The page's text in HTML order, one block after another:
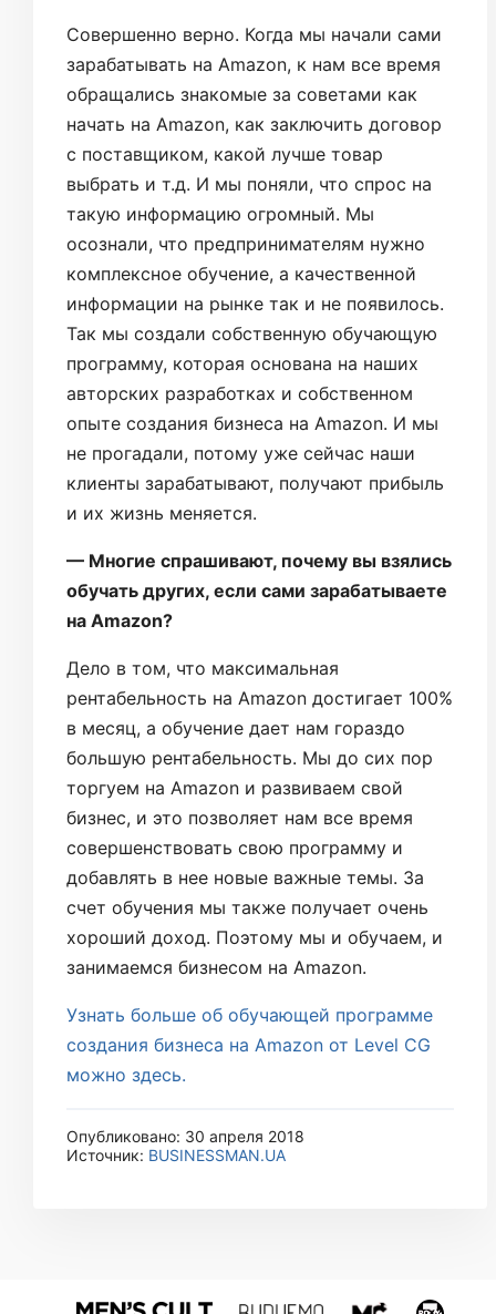
Совершенно верно. Когда мы начали сами
зарабатывать на Amazon, к нам все время
обращались знакомые за советами как
начать на Amazon, как заключить договор
с поставщиком, какой лучше товар
выбрать и т.д. И мы поняли, что спрос на
такую информацию огромный. Мы
осознали, что предпринимателям нужно
комплексное обучение, а качественной
информации на рынке так и не появилось.
Так мы создали собственную обучающую
программу, которая основана на наших
авторских разработках и собственном
опыте создания бизнеса на Amazon. И мы
не прогадали, потому уже сейчас наши
клиенты зарабатывают, получают прибыль
и их жизнь меняется.
— Многие спрашивают, почему вы взялись
обучать других, если сами зарабатываете
на Amazon?
Дело в том, что максимальная
рентабельность на Amazon достигает 100%
в месяц, а обучение дает нам гораздо
большую рентабельность. Мы до сих пор
торгуем на Amazon и развиваем свой
бизнес, и это позволяет нам все время
совершенствовать свою программу и
добавлять в нее новые важные темы. За
счет обучения мы также получает очень
хороший доход. Поэтому мы и обучаем, и
занимаемся бизнесом на Amazon.
Узнать больше об обучающей программе
создания бизнеса на Amazon от Level CG
можно здесь.
Опубликовано: 30 апреля 2018
Источник: BUSINESSMAN.UA